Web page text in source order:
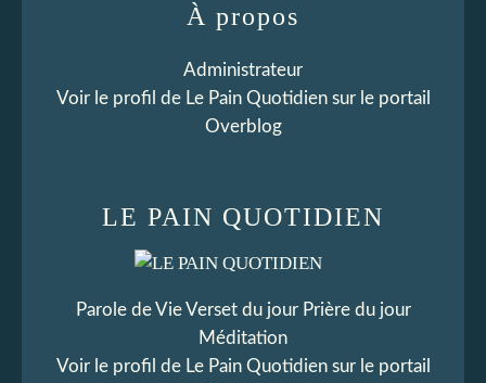
LE PAIN QUOTIDIEN
Parole de Vie Verset du jour Prière du jour
Méditation
Voir le profil de Le Pain Quotidiensur le portail
À propos
Administrateur
Voir le profil de Le Pain Quotidiensur le portail
Overblog